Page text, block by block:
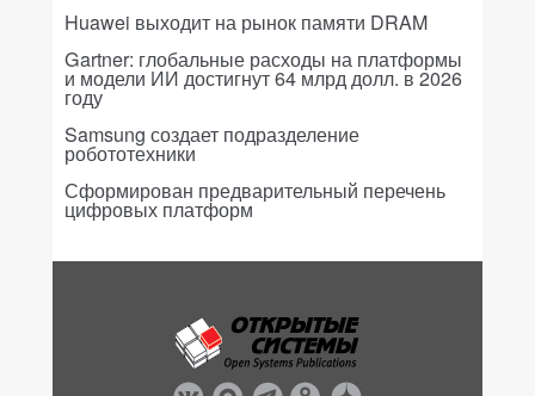
Huawei выходит на рынок памяти DRAM
Gartner: глобальные расходы на платформы
и модели ИИ достигнут 64 млрд долл. в 2026
году
Samsung создает подразделение
робототехники
Сформирован предварительный перечень
цифровых платформ